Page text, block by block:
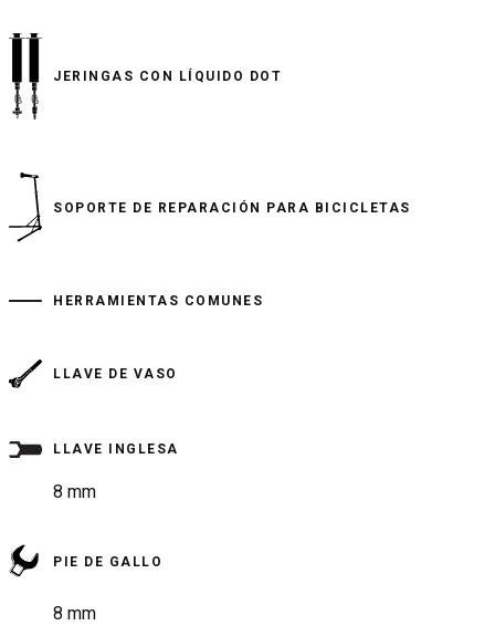
JERINGAS CON LÍQUIDO DOT
SOPORTE DE REPARACIÓN PARA BICICLETAS
HERRAMIENTAS COMUNES
LLAVE DE VASO
LLAVE INGLESA
8 mm
PIE DE GALLO
8 mm